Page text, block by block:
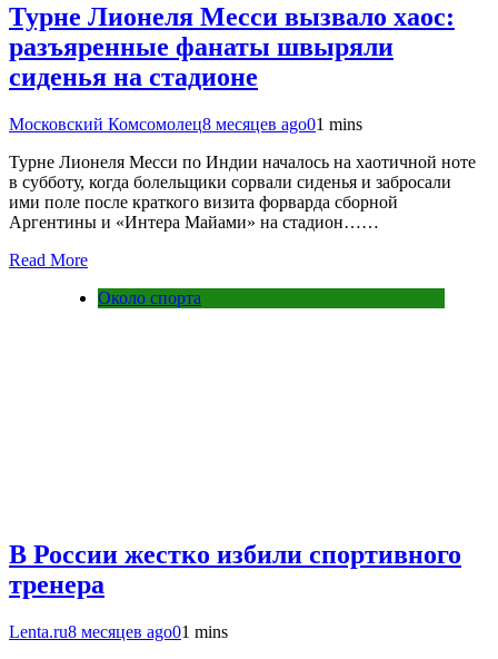
Турне Лионеля Месси вызвало хаос:
разъяренные фанаты швыряли
сиденья на стадионе
Московский Комсомолец8 месяцев ago01 mins
Турне Лионеля Месси по Индии началось на хаотичной ноте
в субботу, когда болельщики сорвали сиденья и забросали
ими поле после краткого визита форварда сборной
Аргентины и «Интера Майами» на стадион……
Read More
Около спорта
В России жестко избили спортивного
тренера
Lenta.ru8 месяцев ago01 mins